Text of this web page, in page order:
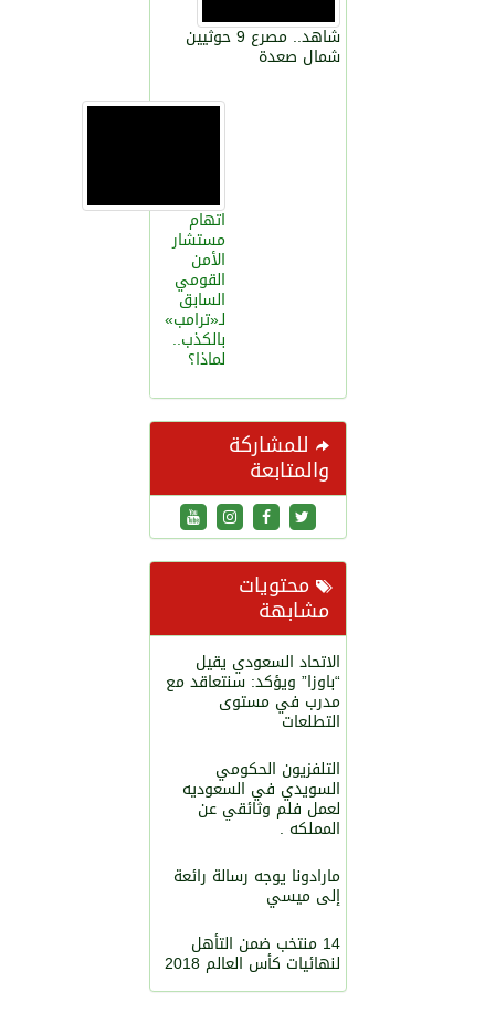
شاهد.. مصرع 9 حوثيين
شمال صعدة
اتهام
مستشار
الأمن
القومي
السابق
لـ«ترامب»
بالكذب..
لماذا؟
للمشاركة
والمتابعة
محتويات
مشابهة
الاتحاد السعودي يقيل
“باوزا” ويؤكد: سنتعاقد مع
مدرب في مستوى
التطلعات
التلفزيون الحكومي
السويدي في السعوديه
لعمل فلم وثائقي عن
المملكه .
مارادونا يوجه رسالة رائعة
إلى ميسي
14 منتخب ضمن التأهل
لنهائيات كأس العالم 2018